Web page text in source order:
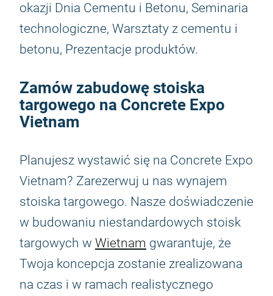
okazji Dnia Cementu i Betonu, Seminaria
technologiczne, Warsztaty z cementu i
betonu, Prezentacje produktów.
Zamów zabudowę stoiska
targowego na Concrete Expo
Vietnam
Planujesz wystawić się na Concrete Expo
Vietnam? Zarezerwuj u nas wynajem
stoiska targowego. Nasze doświadczenie
w budowaniu niestandardowych stoisk
targowych w Wietnam gwarantuje, że
Twoja koncepcja zostanie zrealizowana
na czas i w ramach realistycznego